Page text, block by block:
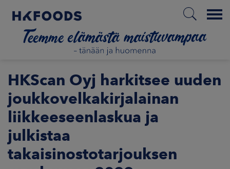
Menu
ETUSIVU
MEISTÄ
HKScan Oyj harkitsee uuden
joukkovelkakirjalainan
liikkeeseenlaskua ja
julkistaa
takaisinostotarjouksen